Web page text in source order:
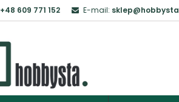
+48 609 771 152 E-mail: